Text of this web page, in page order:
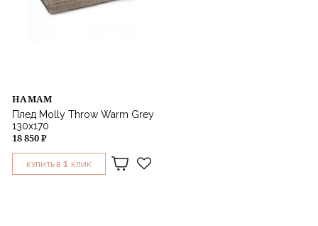
HAMAM
Плед Molly Throw Warm Grey
130х170
18 850 ₽
КУПИТЬ В 1 КЛИК